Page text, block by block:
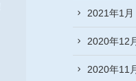
2021年1月
2020年12
2020年11